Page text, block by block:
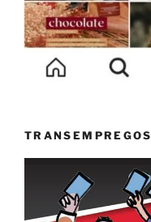
TRANSEMPREGOS